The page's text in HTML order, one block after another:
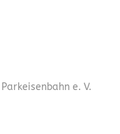
e. V.